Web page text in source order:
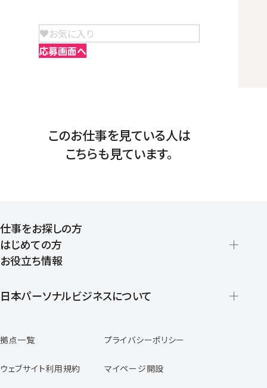
お気に入り
応募画面へ
このお仕事を見ている人は
こちらも見ています。
仕事をお探しの方
はじめての方
登録から就業開始までの流れ
お役立ち情報
日本パーソナルビジネスについて
スタッフの声
専任コンサルタントの声
拠点一覧 プライバシーポリシー
ウェブサイト利用規約 マイページ開設